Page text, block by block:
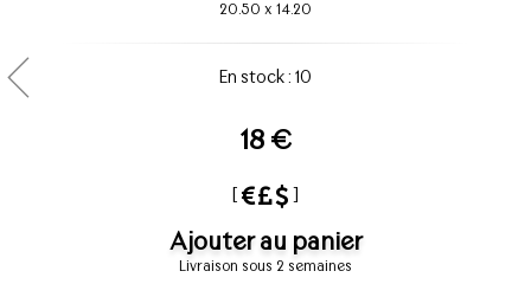
20.50 x 14.20
En stock : 10
18 €
[ ]
Ajouter au panier
Livraison sous 2 semaines